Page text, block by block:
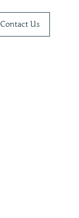
Contact Us